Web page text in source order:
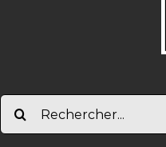
Rechercher: